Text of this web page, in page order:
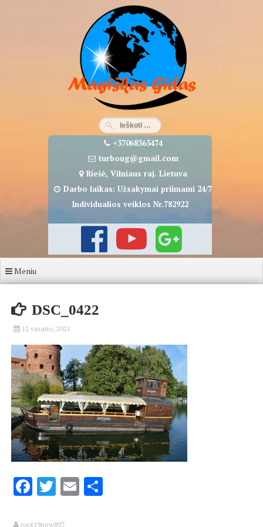
+37068365474
turboug@gmail.com
Riešė, Vilniaus raj. Lietuva
Darbo laikas: Užsakymai priimami 24/7
Individualios veiklos Nr.782922
Meniu
DSC_0422
12 vasario, 2021
Facebook
Twitter
Email
root19new897